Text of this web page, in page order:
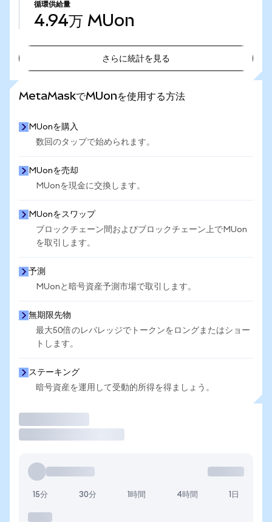
循環供給量
4.94万 MUon
さらに統計を見る
MetaMaskでMUonを使用する方法
MUonを購入
数回のタップで始められます。
MUonを売却
MUonを現金に交換します。
MUonをスワップ
ブロックチェーン間およびブロックチェーン上でMUon
を取引します。
予測
MUonと暗号資産予測市場で取引します。
無期限先物
最大50倍のレバレッジでトークンをロングまたはショー
トします。
ステーキング
暗号資産を運用して受動的所得を得ましょう。
15分 30分 1時間 4時間 1日